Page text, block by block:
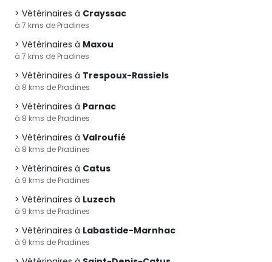
Vétérinaires à Crayssac
à 7 kms de Pradines
Vétérinaires à Maxou
à 7 kms de Pradines
Vétérinaires à Trespoux-Rassiels
à 8 kms de Pradines
Vétérinaires à Parnac
à 8 kms de Pradines
Vétérinaires à Valroufié
à 8 kms de Pradines
Vétérinaires à Catus
à 9 kms de Pradines
Vétérinaires à Luzech
à 9 kms de Pradines
Vétérinaires à Labastide-Marnhac
à 9 kms de Pradines